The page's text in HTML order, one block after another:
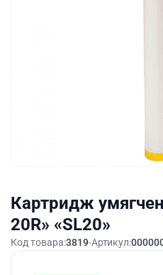
Картридж
20R» «SL20»
Код товара:3819 Артикул: